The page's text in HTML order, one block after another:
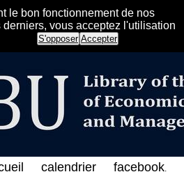
le bon fonctionnement de nos
vous acceptez l'utilisation
S'opposer Accepter
الإلكتروني على الخط
calendrier facebook.